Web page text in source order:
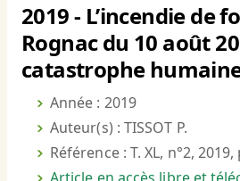
2019 - L’incendie de
Rognac du 10 août
catastrophe
Année : 2019
Auteur(s) : TISSOT P.
Référence : T. XL, n°2,